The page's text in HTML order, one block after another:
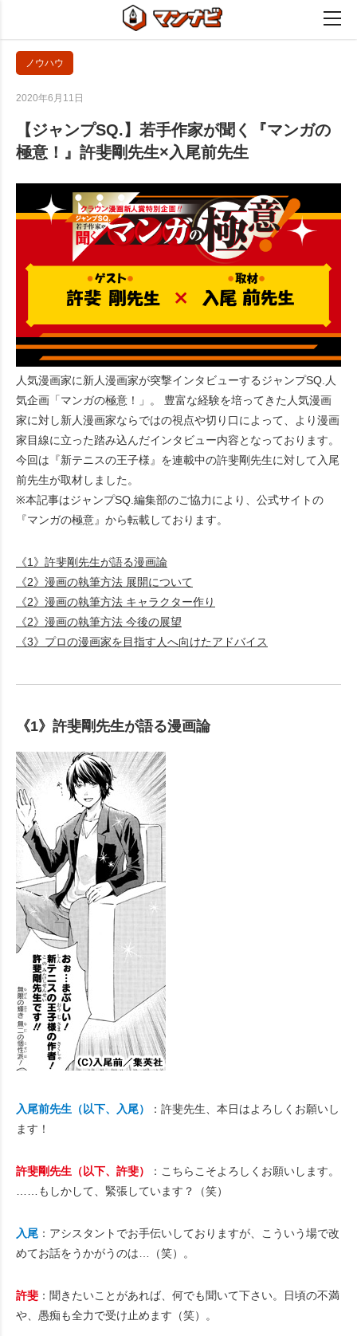
ノウハウ
2020年6月11日
【ジャンプSQ.】若手作家が聞く『マンガの
極意！』許斐剛先生×入尾前先生
人気漫画家に新人漫画家が突撃インタビューするジャンプSQ.人
気企画「マンガの極意！」。 豊富な経験を培ってきた人気漫画
家に対し新人漫画家ならではの視点や切り口によって、より漫画
家目線に立った踏み込んだインタビュー内容となっております。
今回は『新テニスの王子様』を連載中の許斐剛先生に対して入尾
前先生が取材しました。
※本記事はジャンプSQ.編集部のご協力により、公式サイトの
『マンガの極意』から転載しております。
《1》許斐剛先生が語る漫画論
《2》漫画の執筆方法 展開について
《2》漫画の執筆方法 キャラクター作り
《2》漫画の執筆方法 今後の展望
《3》プロの漫画家を目指す人へ向けたアドバイス
《1》許斐剛先生が語る漫画論
入尾前先生（以下、入尾）
：許斐先生、本日はよろしくお願いし
ます！
許斐剛先生（以下、許斐）
：こちらこそよろしくお願いします。
……もしかして、緊張しています？（笑）
入尾 ：アシスタントでお手伝いしておりますが、こういう場で改
めてお話をうかがうのは…（笑）。
許斐 ：聞きたいことがあれば、何でも聞いて下さい。日頃の不満
や、愚痴も全力で受け止めます（笑）。